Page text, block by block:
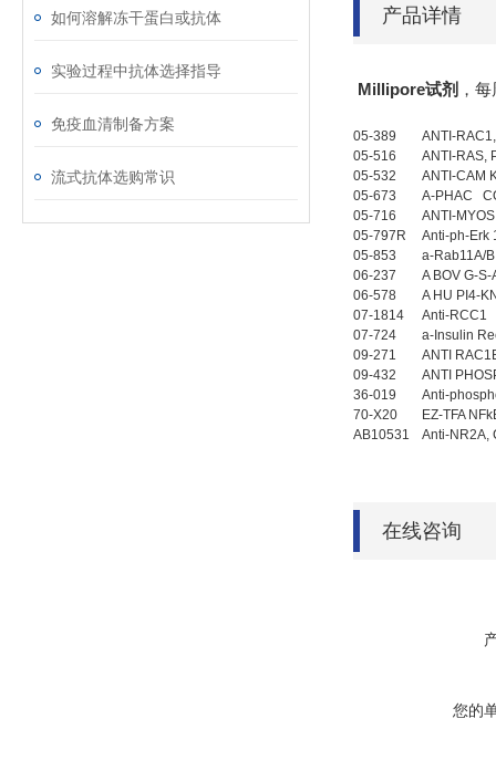
如何溶解冻干蛋白或抗体
实验过程中抗体选择指导
免疫血清制备方案
流式抗体选购常识
产品详情
Millipore试剂 ，
05-389
ANTI-
05-516
ANTI-RAS,
05-532
ANTI-CAM
05-673
A-PHAC
05-716
ANTI-
05-797R
Anti-ph-Erk
05-853
a-
06-237
A BOV G-
06-578
A HU PI4-
07-1814
Anti-RCC1
07-724
a-Insulin
09-271
ANTI
09-432
ANTI
36-019
Anti-
70-X20
EZ-TFA
AB10531
Anti-NR2A,
在线咨询
您的